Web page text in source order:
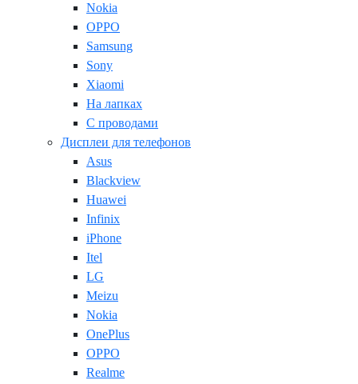
Nokia
OPPO
Samsung
Sony
Xiaomi
На лапках
С проводами
Дисплеи для телефонов
Asus
Blackview
Huawei
Infinix
iPhone
Itel
LG
Meizu
Nokia
OnePlus
OPPO
Realme